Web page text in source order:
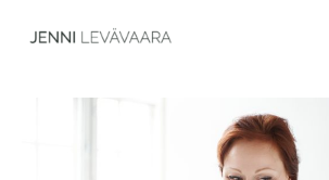
sisältöön